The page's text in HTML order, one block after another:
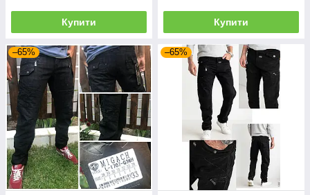
Купити Купити
–65% –65%